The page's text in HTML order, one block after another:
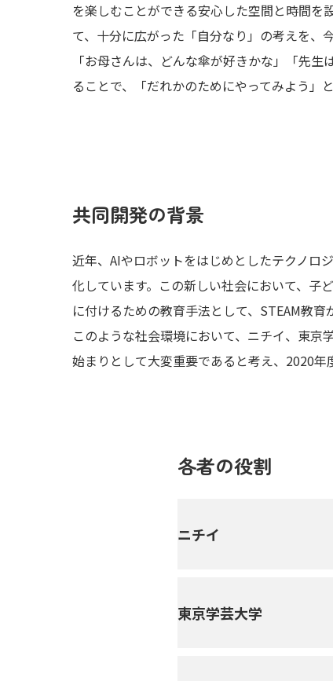
を楽しむことができる安心した空間と時間を
て、十分に広がった「自分なり」の考えを、
「お母さんは、どんな傘が好きかな」「先
ることで、「だれかのためにやってみよう」
共同開発の背景
近年、AIやロボットをはじめとしたテクノロ
化しています。この新しい社会において、子
に付けるための教育手法として、STEAM教育
このような社会環境において、ニチイ、東
始まりとして大変重要であると考え、2020年
各者の役割
ニチイ
東京学芸大学